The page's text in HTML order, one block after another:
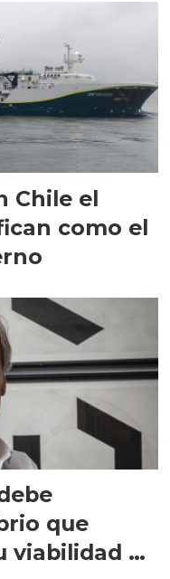
Chile el
como el
que
de